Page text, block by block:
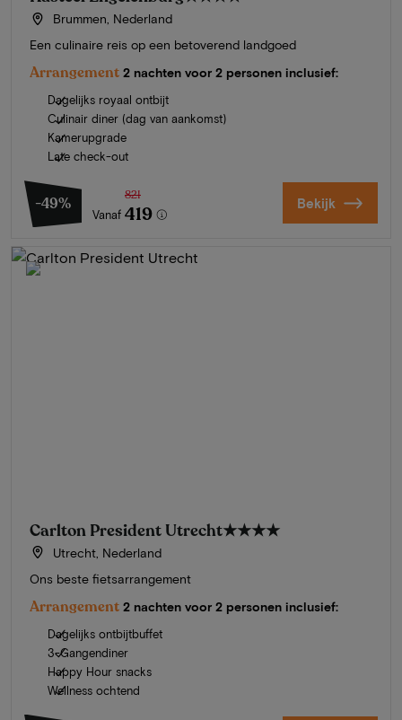
Brummen, Nederland
Een culinaire reis op een betoverend landgoed
Arrangement 2 nachten voor 2 personen inclusief:
Dagelijks royaal ontbijt
Culinair diner (dag van aankomst)
Kamerupgrade
Late check-out
-49%
Vanaf
821
419 Bekijk
Carlton President Utrecht★★★★
Utrecht, Nederland
Ons beste fietsarrangement
Arrangement 2 nachten voor 2 personen inclusief:
Dagelijks ontbijtbuffet
3-Gangendiner
Happy Hour snacks
Wellness ochtend